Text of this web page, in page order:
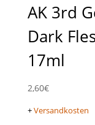
AK 3rd
Dark
17ml
2,60€
+Versandkosten